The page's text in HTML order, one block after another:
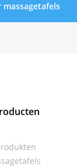
massagetafels